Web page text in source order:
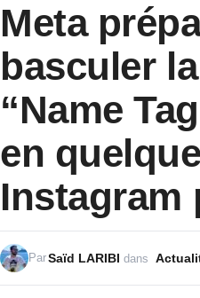
Meta
basculer
“Name
en
Instagram
ParSaïd LARIBI dans